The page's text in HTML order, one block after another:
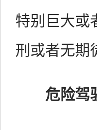
特别巨大或
刑或者无期
危险驾